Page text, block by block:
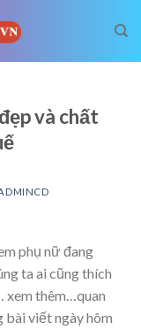
và chất
phụ nữ đang
ta ai cũng thích
… xem thêm… quan
bài viết ngày hôm